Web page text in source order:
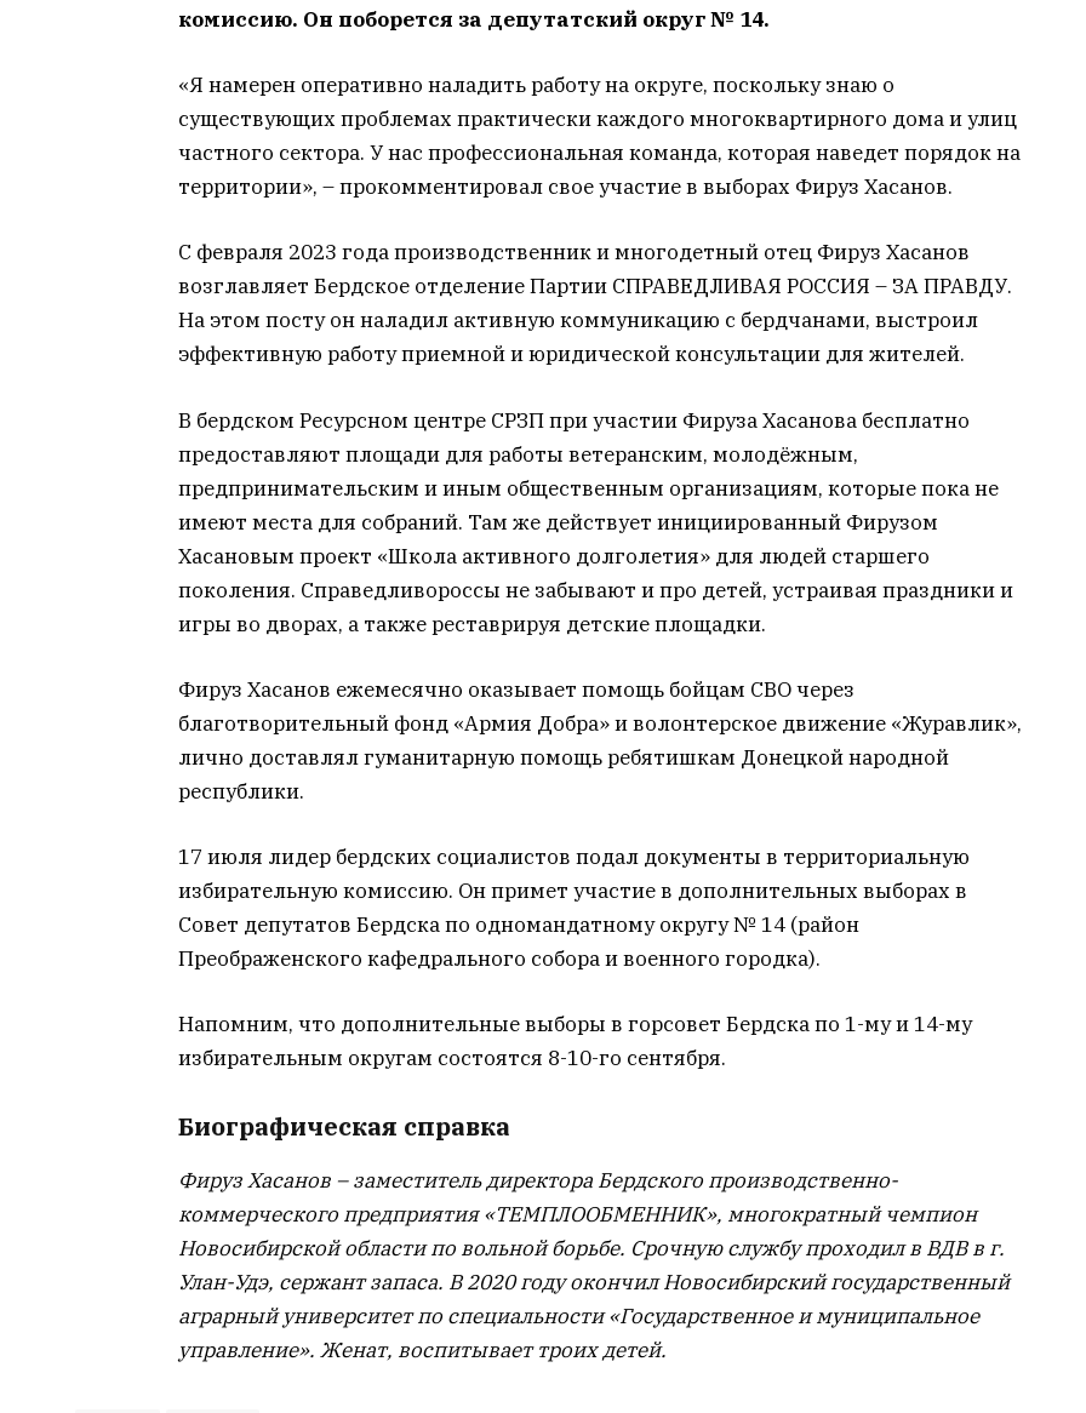
комиссию. Он поборется за депутатский округ № 14.
«Я намерен оперативно наладить работу на округе, поскольку знаю о
существующих проблемах практически каждого многоквартирного дома и улиц
частного сектора. У нас профессиональная команда, которая наведет порядок на
территории», – прокомментировал свое участие в выборах Фируз Хасанов.
С февраля 2023 года производственник и многодетный отец Фируз Хасанов
возглавляет Бердское отделение Партии СПРАВЕДЛИВАЯ РОССИЯ – ЗА ПРАВДУ.
На этом посту он наладил активную коммуникацию с бердчанами, выстроил
эффективную работу приемной и юридической консультации для жителей.
В бердском Ресурсном центре СРЗП при участии Фируза Хасанова бесплатно
предоставляют площади для работы ветеранским, молодёжным,
предпринимательским и иным общественным организациям, которые пока не
имеют места для собраний. Там же действует инициированный Фирузом
Хасановым проект «Школа активного долголетия» для людей старшего
поколения. Справедливороссы не забывают и про детей, устраивая праздники и
игры во дворах, а также реставрируя детские площадки.
Фируз Хасанов ежемесячно оказывает помощь бойцам СВО через
благотворительный фонд «Армия Добра» и волонтерское движение «Журавлик»,
лично доставлял гуманитарную помощь ребятишкам Донецкой народной
республики.
17 июля лидер бердских социалистов подал документы в территориальную
избирательную комиссию. Он примет участие в дополнительных выборах в
Совет депутатов Бердска по одномандатному округу № 14 (район
Преображенского кафедрального собора и военного городка).
Напомним, что дополнительные выборы в горсовет Бердска по 1-му и 14-му
избирательным округам состоятся 8-10-го сентября.
Биографическая справка
Фируз Хасанов – заместитель директора Бердского производственно-
коммерческого предприятия «ТЕМПЛООБМЕННИК», многократный чемпион
Новосибирской области по вольной борьбе. Срочную службу проходил в ВДВ в г.
Улан-Удэ, сержант запаса. В 2020 году окончил Новосибирский государственный
аграрный университет по специальности «Государственное и муниципальное
управление». Женат, воспитывает троих детей.